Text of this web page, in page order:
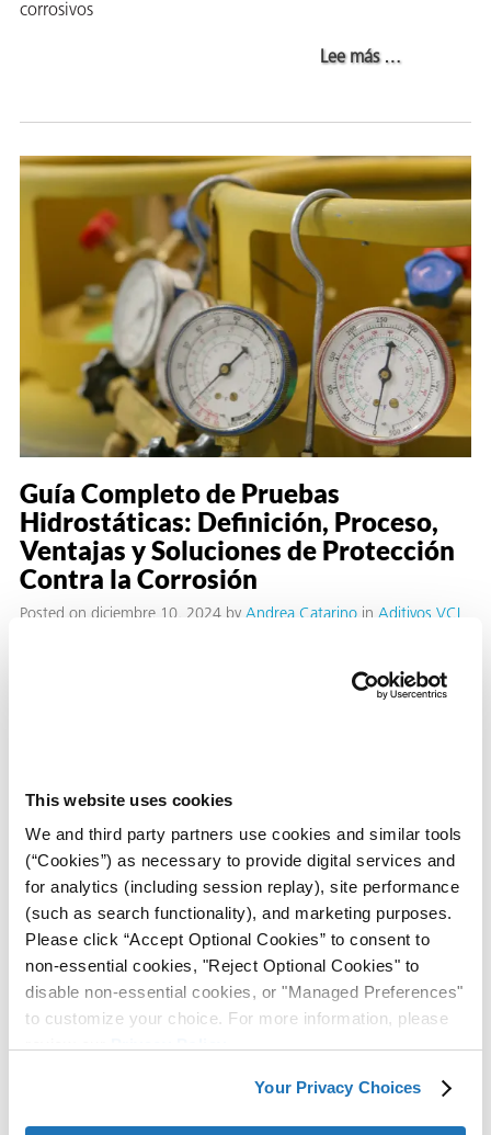
This website uses cookies
We and third party partners use cookies and similar tools
(“Cookies”) as necessary to provide digital services and
for analytics (including session replay), site performance
(such as search functionality), and marketing purposes.
Please click “Accept Optional Cookies” to consent to
non-essential cookies, "Reject Optional Cookies" to
disable non-essential cookies, or "Managed Preferences"
to customize your choice. For more information, please
Your Privacy Choices
corrosivos
Lee más about Guía
…
Guía Completo de Pruebas
Hidrostáticas: Definición, Proceso,
Ventajas y Soluciones de Protección
Contra la Corrosión
Posted on diciembre 10, 2024 by Andrea Catarino in Aditivos VCI
hidrostáticas son una técnica utilizada para verificar la
durabilidad de recipientes a presión y otros equipos. Son
Lee másabout Guía
…
Publicación Recientes
Por Qué las Soluciones Limpiadoras de Metales de Baja Espuma
Óxido